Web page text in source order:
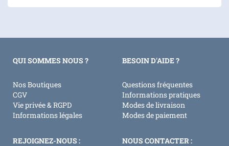
QUI SOMMES NOUS ?
Nos Boutiques
CGV
Vie privée & RGPD
Informations légales
BESOIN D'AIDE ?
Questions fréquentes
Informations pratiques
Modes de livraison
Modes de paiement
REJOIGNEZ-NOUS : NOUS CONTACTER :